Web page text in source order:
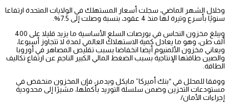
وخلال الشهر الماضي، سجلت أسعار المستهلك في الولايات المتحدة ارتفاعا
سنويًا بأسرع وتيرة لها منذ 4 عقود، بنسبة وصلت إلى 7.5%.
ويبلغ مخزون النحاس في بورصات السلع الأساسية ما يزيد قليلا على 400
ألف طن، وهو ما يعادل كمية الاستهلاك العالمي لمدة لا تتجاوز أسبوعا،
ويعاني مخزون الألمنيوم أيضا انخفاضا بسبب تقليص المصاهر في أوروبا
والصين طاقتها الإنتاجية بسبب الضغط المالي الكبير الناجم عن ارتفاع تكاليف
الطاقة.
ووفقا للمحلل في “بنك أميركا” مايكل ويدمر، فإن المخزون منخفض في
مستودعات التخزين وضمن سلسلة التوريد بأكملها، مشيرًا إلى محدودية
إجراءات الأمان/